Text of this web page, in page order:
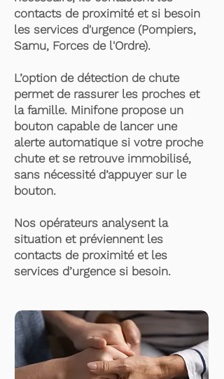
contacts de proximité et si besoin
les services d'urgence (Pompiers,
Samu, Forces de l'Ordre).
L’option de détection de chute
permet de rassurer les proches et
la famille. Minifone propose un
bouton capable de lancer une
alerte automatique si votre proche
chute et se retrouve immobilisé,
sans nécessité d’appuyer sur le
bouton.
Nos opérateurs analysent la
situation et préviennent les
contacts de proximité et les
services d’urgence si besoin.